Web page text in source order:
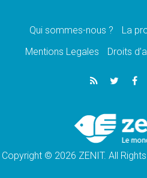
07.08.2026
de l'Assomption et
«La paix
le cardinal Parolin
En Colombie, «la
une signature»
Qui sommes-nous ? La
Mentions Legales
Droits
Copyright © 2026 ZENIT. All